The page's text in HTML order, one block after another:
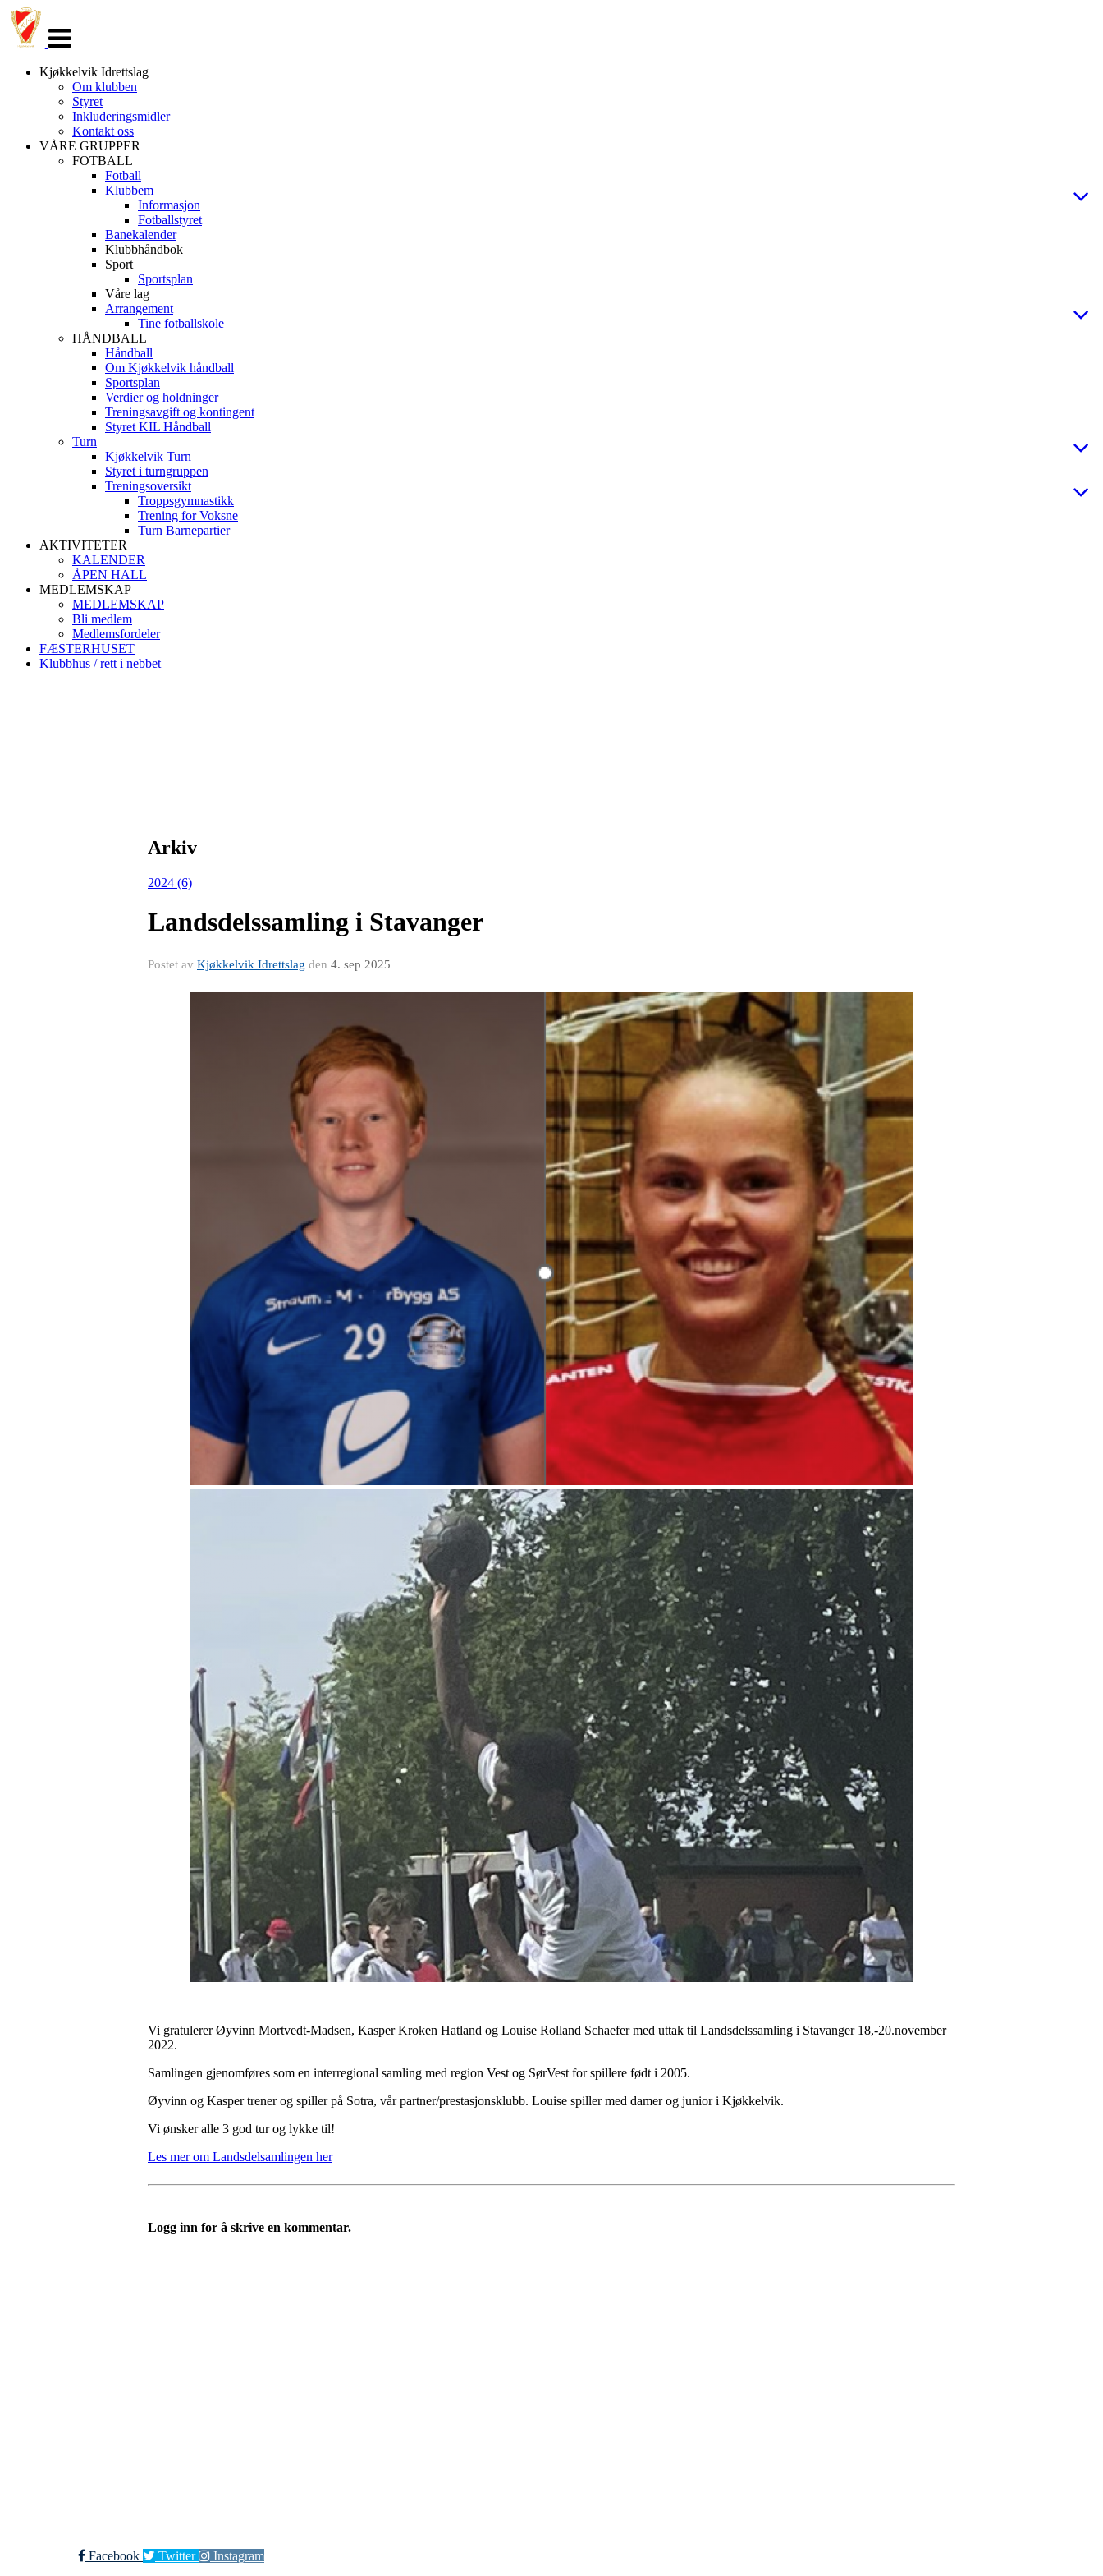
navigasjon
Kjøkkelvik Idrettslag
Om klubben
Styret
Inkluderingsmidler
Kontakt oss
VÅRE GRUPPER
FOTBALL
Fotball
Klubbem
Informasjon
Fotballstyret
Banekalender
Klubbhåndbok
Sport
Sportsplan
Våre lag
Arrangement
Tine fotballskole
HÅNDBALL
Håndball
Om Kjøkkelvik håndball
Sportsplan
Verdier og holdninger
Treningsavgift og kontingent
Styret KIL Håndball
Turn
Kjøkkelvik Turn
Styret i turngruppen
Treningsoversikt
Troppsgymnastikk
Trening for Voksne
Turn Barnepartier
AKTIVITETER
KALENDER
ÅPEN HALL
MEDLEMSKAP
MEDLEMSKAP
Bli medlem
Medlemsfordeler
FÆSTERHUSET
Klubbhus / rett i nebbet
Arkiv
2024 (6)
Landsdelssamling i Stavanger
Postet av Kjøkkelvik Idrettslag den 4. sep 2025
Vi gratulerer Øyvinn Mortvedt-Madsen, Kasper Kroken Hatland og Louise Rolland Schaefer med uttak til Landsdelssamling i Stavanger 18,-20.november
2022.
Samlingen gjenomføres som en interregional samling med region Vest og SørVest for spillere født i 2005.
Øyvinn og Kasper trener og spiller på Sotra, vår partner/prestasjonsklubb. Louise spiller med damer og junior i Kjøkkelvik.
Vi ønsker alle 3 god tur og lykke til!
Les mer om Landsdelsamlingen her
Logg inn for å skrive en kommentar.
Facebook Twitter Instagram